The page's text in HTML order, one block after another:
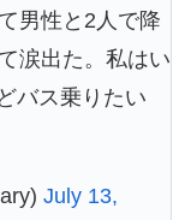
男性と2人で降
涙出た。私はい
バス乗りたい
July 13,